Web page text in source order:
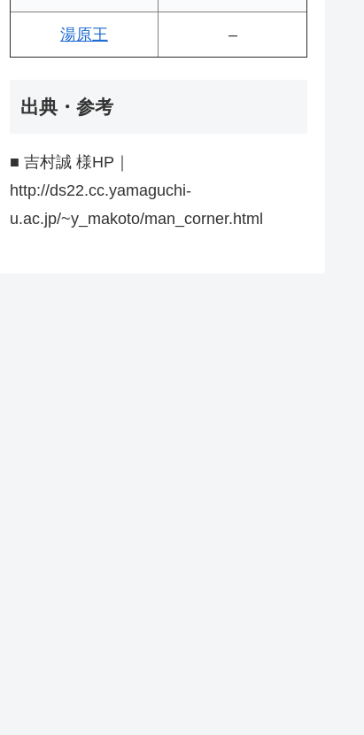
湯原王 –
出典・参考
■ 吉村誠 様HP｜
http://ds22.cc.yamaguchi-
u.ac.jp/~y_makoto/man_corner.html